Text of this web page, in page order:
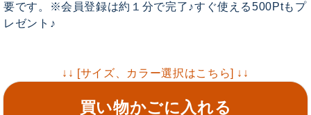
要です。※会員登録は約１分で完了♪すぐ使える500Ptもプ
レゼント♪
↓↓ [サイズ、カラー選択はこちら] ↓↓
買い物かごに入れる